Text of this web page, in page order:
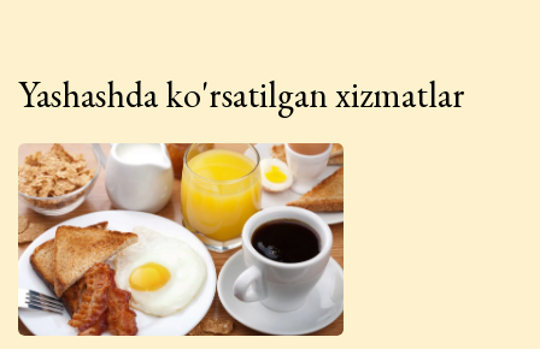
Yashashda ko'rsatilgan xizmatlar